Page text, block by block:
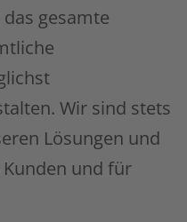
gesamte
Wir sind stets
Lösungen und
und für